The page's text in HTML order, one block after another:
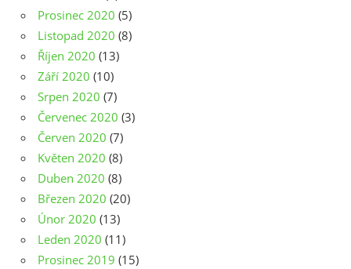
Prosinec 2020 (5)
Listopad 2020 (8)
Říjen 2020 (13)
Září 2020 (10)
Srpen 2020 (7)
Červenec 2020 (3)
Červen 2020 (7)
Květen 2020 (8)
Duben 2020 (8)
Březen 2020 (20)
Únor 2020 (13)
Leden 2020 (11)
Prosinec 2019 (15)